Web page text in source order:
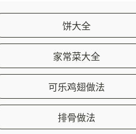
饼大全
家常菜大全
可乐鸡翅做法
排骨做法